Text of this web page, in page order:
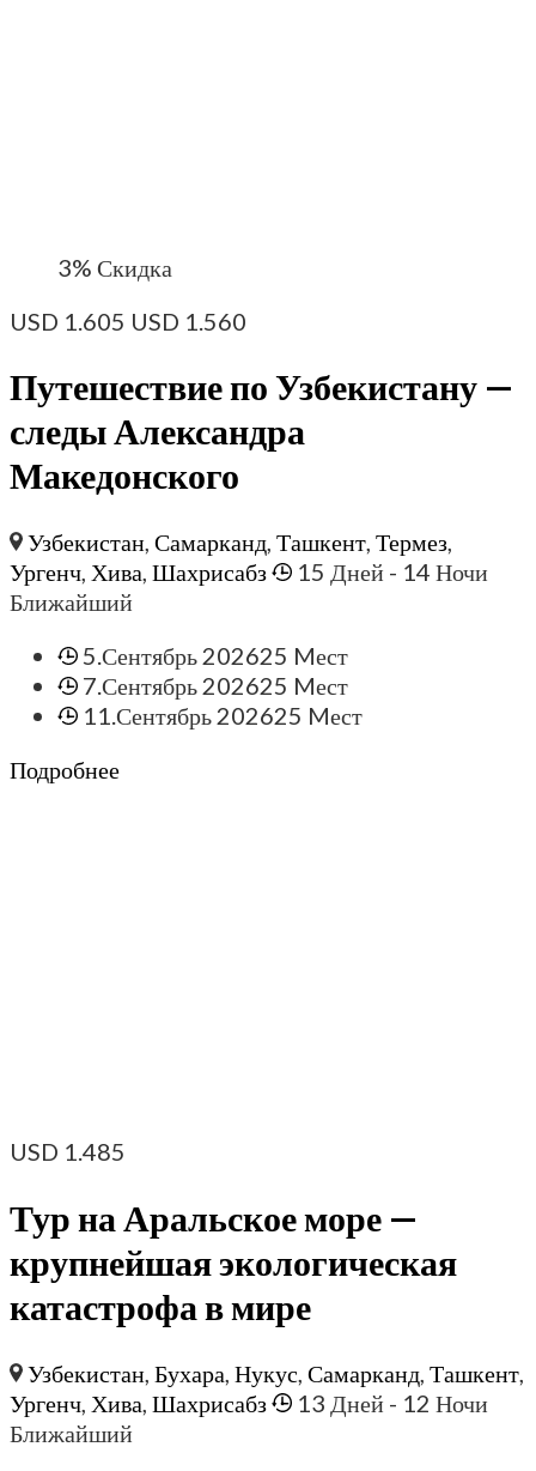
3% Скидка
USD 1.605 USD 1.560
Путешествие по Узбекистану —
следы Александра
Македонского
Узбекистан,Самарканд,Ташкент,Термез,
Ургенч, Хива, Шахрисабз 15 Дней - 14 Ночи
Ближайший
5.Сентябрь 202625 Mест
7.Сентябрь 202625 Mест
11.Сентябрь 202625 Mест
Подробнее
USD 1.485
Тур на Аральское море —
крупнейшая экологическая
катастрофа в мире
Узбекистан,Бухара,Нукус,Самарканд,Ташкент,
Ургенч, Хива, Шахрисабз 13 Дней - 12 Ночи
Ближайший